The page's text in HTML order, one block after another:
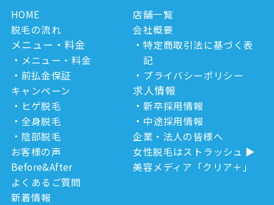
HOME
脱毛の流れ
メニュー・料金
メニュー・料金
前払金保証
キャンペーン
ヒゲ脱毛
全身脱毛
陰部脱毛
お客様の声
Before&After
よくあるご質問
新着情報
店舗一覧
会社概要
特定商取引法に基づく表
記
プライバシーポリシー
求人情報
新卒採用情報
中途採用情報
企業・法人の皆様へ
女性脱毛はストラッシュ
美容メディア「クリア＋」